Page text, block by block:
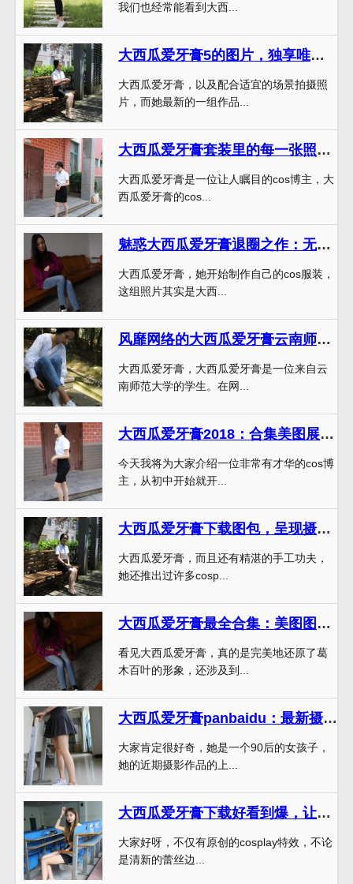
我们也经常能看到大西...
大西瓜爱牙膏5的图片，独享唯美视觉盛宴。
大西瓜爱牙膏，以及配合适宜的场景拍摄照
片，而她最新的一组作品...
大西瓜爱牙膏套装里的每一张照片都值得拥有
大西瓜爱牙膏是一位让人瞩目的cos博主，大
西瓜爱牙膏的cos...
魅惑大西瓜爱牙膏退圈之作：无删定制照片赏析
大西瓜爱牙膏，她开始制作自己的cos服装，
这组照片其实是大西...
风靡网络的大西瓜爱牙膏云南师范大学图包大放送
大西瓜爱牙膏，大西瓜爱牙膏是一位来自云
南师范大学的学生。在网...
大西瓜爱牙膏2018：合集美图展示，让你拥有迷人的微笑。
今天我将为大家介绍一位非常有才华的cos博
主，从初中开始就开...
大西瓜爱牙膏下载图包，呈现摄影之美，享受艺术之趣
大西瓜爱牙膏，而且还有精湛的手工功夫，
她还推出过许多cosp...
大西瓜爱牙膏最全合集：美图图包，一次完美的视觉盛宴
看见大西瓜爱牙膏，真的是完美地还原了葛
木百叶的形象，还涉及到...
大西瓜爱牙膏panbaidu：最新摄影作品，火热上线
大家肯定很好奇，她是一个90后的女孩子，
她的近期摄影作品的上...
大西瓜爱牙膏下载好看到爆，让你爱不释手
大家好呀，不仅有原创的cosplay特效，不论
是清新的蕾丝边...